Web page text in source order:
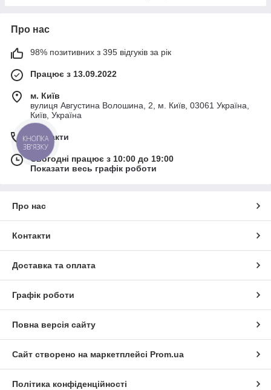
Про нас
98% позитивних з 395 відгуків за рік
Працює з 13.09.2022
м. Київ
вулиця Августина Волошина, 2, м. Київ, 03061 Україна,
Київ, Україна
Контакти
Сьогодні працює з 10:00 до 19:00
Показати весь графік роботи
Про нас
Контакти
Доставка та оплата
Графік роботи
Повна версія сайту
Сайт створено на маркетплейсі Prom.ua
Політика конфіденційності
КНОПКА
ЗВ'ЯЗКУ